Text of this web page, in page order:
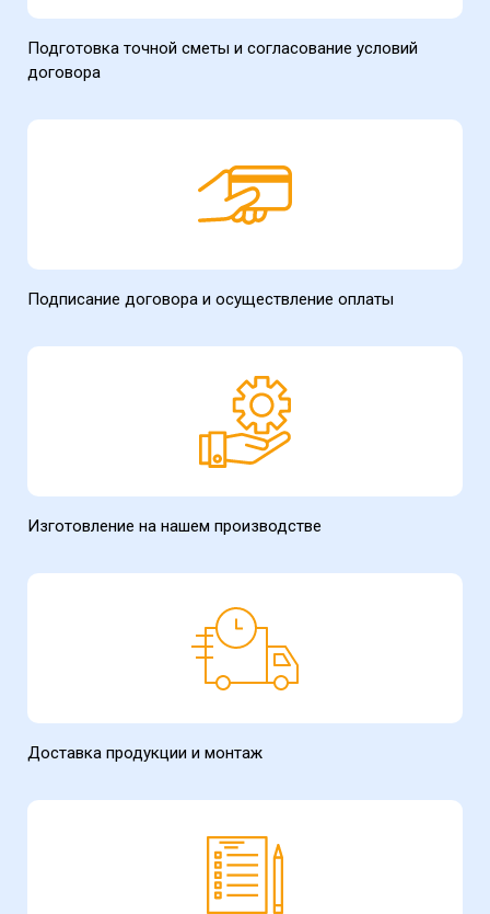
Подготовка точной сметы и согласование условий
договора
Подписание договора и осуществление оплаты
Изготовление на нашем производстве
Доставка продукции и монтаж